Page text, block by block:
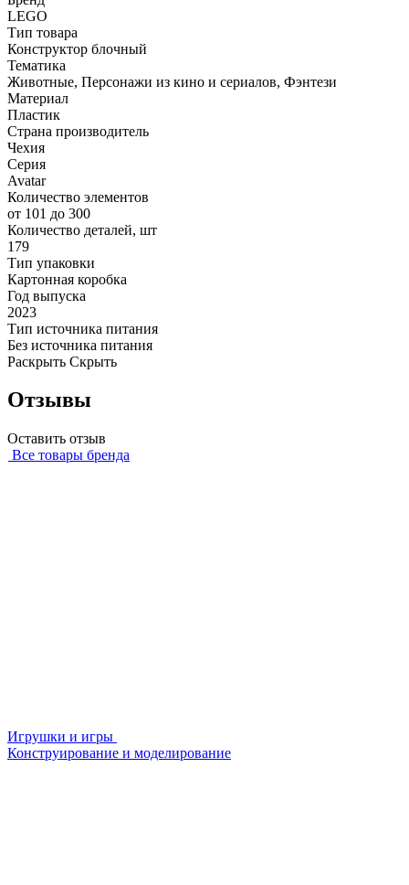
LEGO
Тип товара
Конструктор блочный
Тематика
Животные, Персонажи из кино и сериалов, Фэнтези
Материал
Пластик
Страна производитель
Чехия
Серия
Avatar
Количество элементов
от 101 до 300
Количество деталей, шт
179
Тип упаковки
Картонная коробка
Год выпуска
2023
Тип источника питания
Без источника питания
Раскрыть Скрыть
Отзывы
Оставить отзыв
Все товары бренда
Игрушки и игры
Конструирование и моделирование